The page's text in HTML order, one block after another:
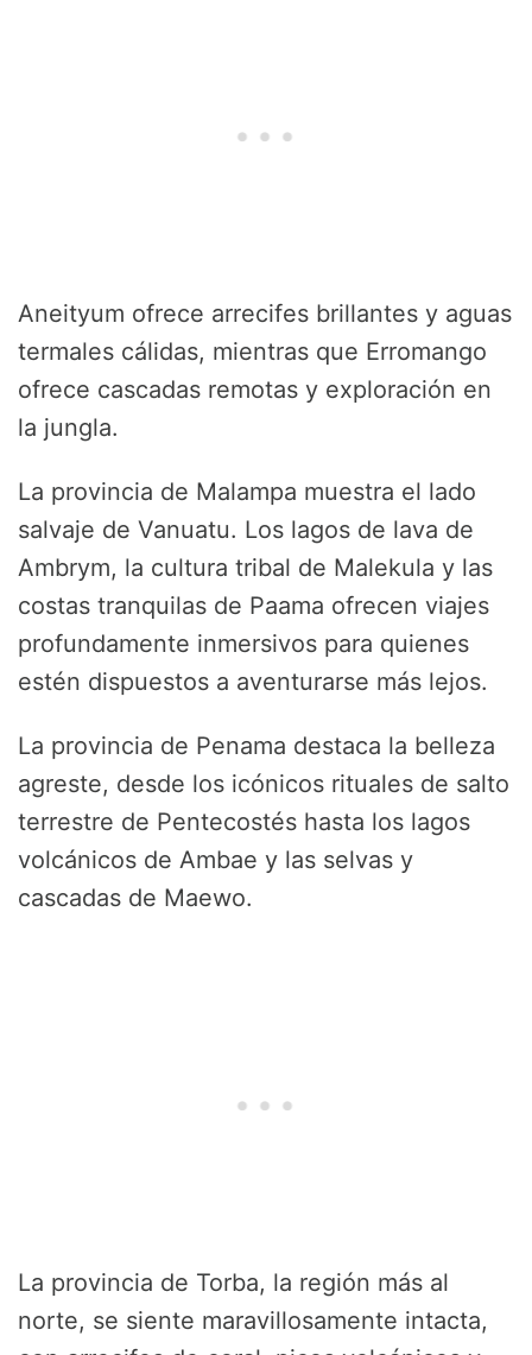
Aneityum ofrece arrecifes brillantes y aguas
termales cálidas, mientras que Erromango
ofrece cascadas remotas y exploración en
la jungla.
La provincia de Malampa muestra el lado
salvaje de Vanuatu. Los lagos de lava de
Ambrym, la cultura tribal de Malekula y las
costas tranquilas de Paama ofrecen viajes
profundamente inmersivos para quienes
estén dispuestos a aventurarse más lejos.
La provincia de Penama destaca la belleza
agreste, desde los icónicos rituales de salto
terrestre de Pentecostés hasta los lagos
volcánicos de Ambae y las selvas y
cascadas de Maewo.
La provincia de Torba, la región más al
norte, se siente maravillosamente intacta,